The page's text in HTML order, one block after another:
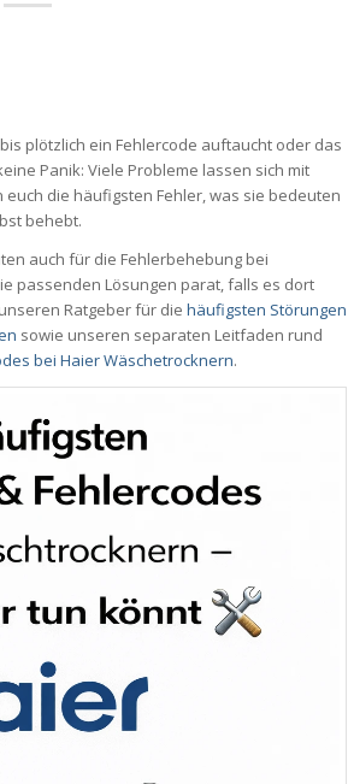
plötzlich ein Fehlercode auftaucht oder das
Panik: Viele Probleme lassen sich mit
die häufigsten Fehler, was sie bedeuten
behebt.
auch für die Fehlerbehebung bei
passenden Lösungen parat, falls es dort
Ratgeber für diehäufigsten Störungen
sowie unseren separaten Leitfaden rund
bei Haier Wäschetrocknern.